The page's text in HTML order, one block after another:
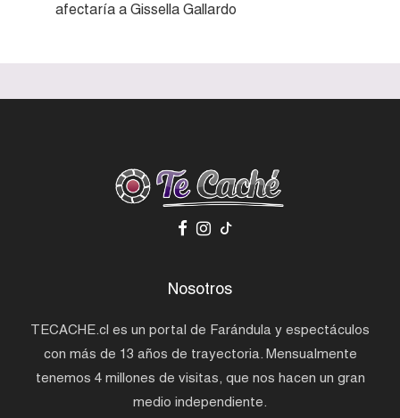
afectaría a Gissella Gallardo
Nosotros
TECACHE.cl es un portal de Farándula y espectáculos
con más de 13 años de trayectoria. Mensualmente
tenemos 4 millones de visitas, que nos hacen un gran
medio independiente.